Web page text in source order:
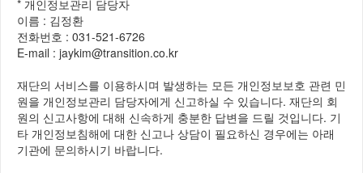
* 개인정보관리 담당자
이름 : 김정환
전화번호 : 031-521-6726
E-mail : jaykim@transition.co.kr
재단의 서비스를 이용하시며 발생하는 모든 개인정보보호 관련 민
원을 개인정보관리 담당자에게 신고하실 수 있습니다. 재단의 회
원의 신고사항에 대해 신속하게 충분한 답변을 드릴 것입니다. 기
타 개인정보침해에 대한 신고나 상담이 필요하신 경우에는 아래
기관에 문의하시기 바랍니다.